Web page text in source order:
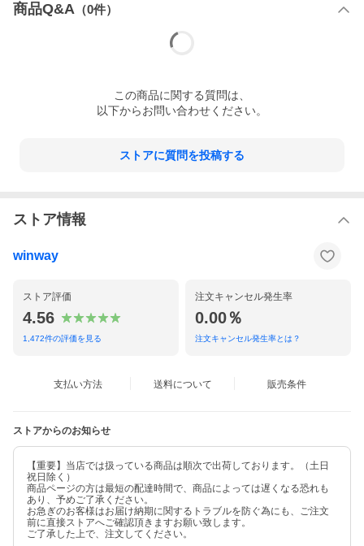
商品Q&A （0件）
この商品に関する質問は、
以下からお問い合わせください。
ストアに質問を投稿する
ストア情報
winway
ストア評価
4.56
1,472件の評価を見る
注文キャンセル発生率
0.00％
注文キャンセル発生率とは？
支払い方法 送料について 販売条件
ストアからのお知らせ
【重要】当店では扱っている商品は順次で出荷しております。（土日
祝日除く）
商品ページの方は最短の配達時間で、商品によっては遅くなる恐れも
あり、予めご了承ください。
お急ぎのお客様はお届け納期に関するトラブルを防ぐ為にも、ご注文
前に直接ストアへご確認頂きますお願い致します。
ご了承した上で、注文してください。